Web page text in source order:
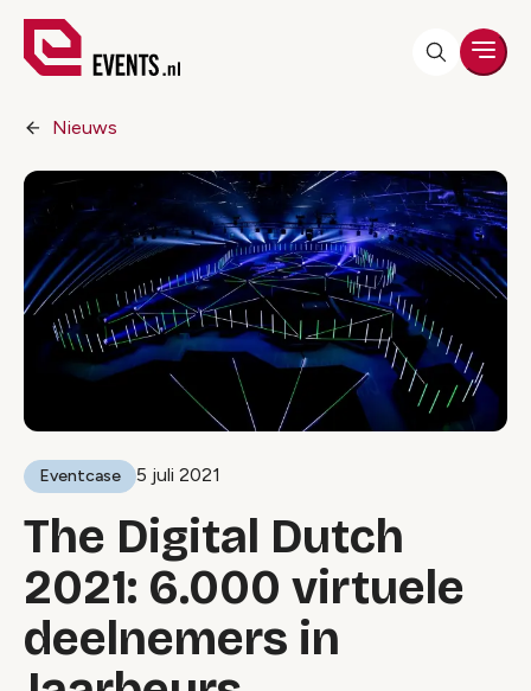
Nieuws
Eventcase 5 juli 2021
The Digital Dutch
2021: 6.000 virtuele
deelnemers in